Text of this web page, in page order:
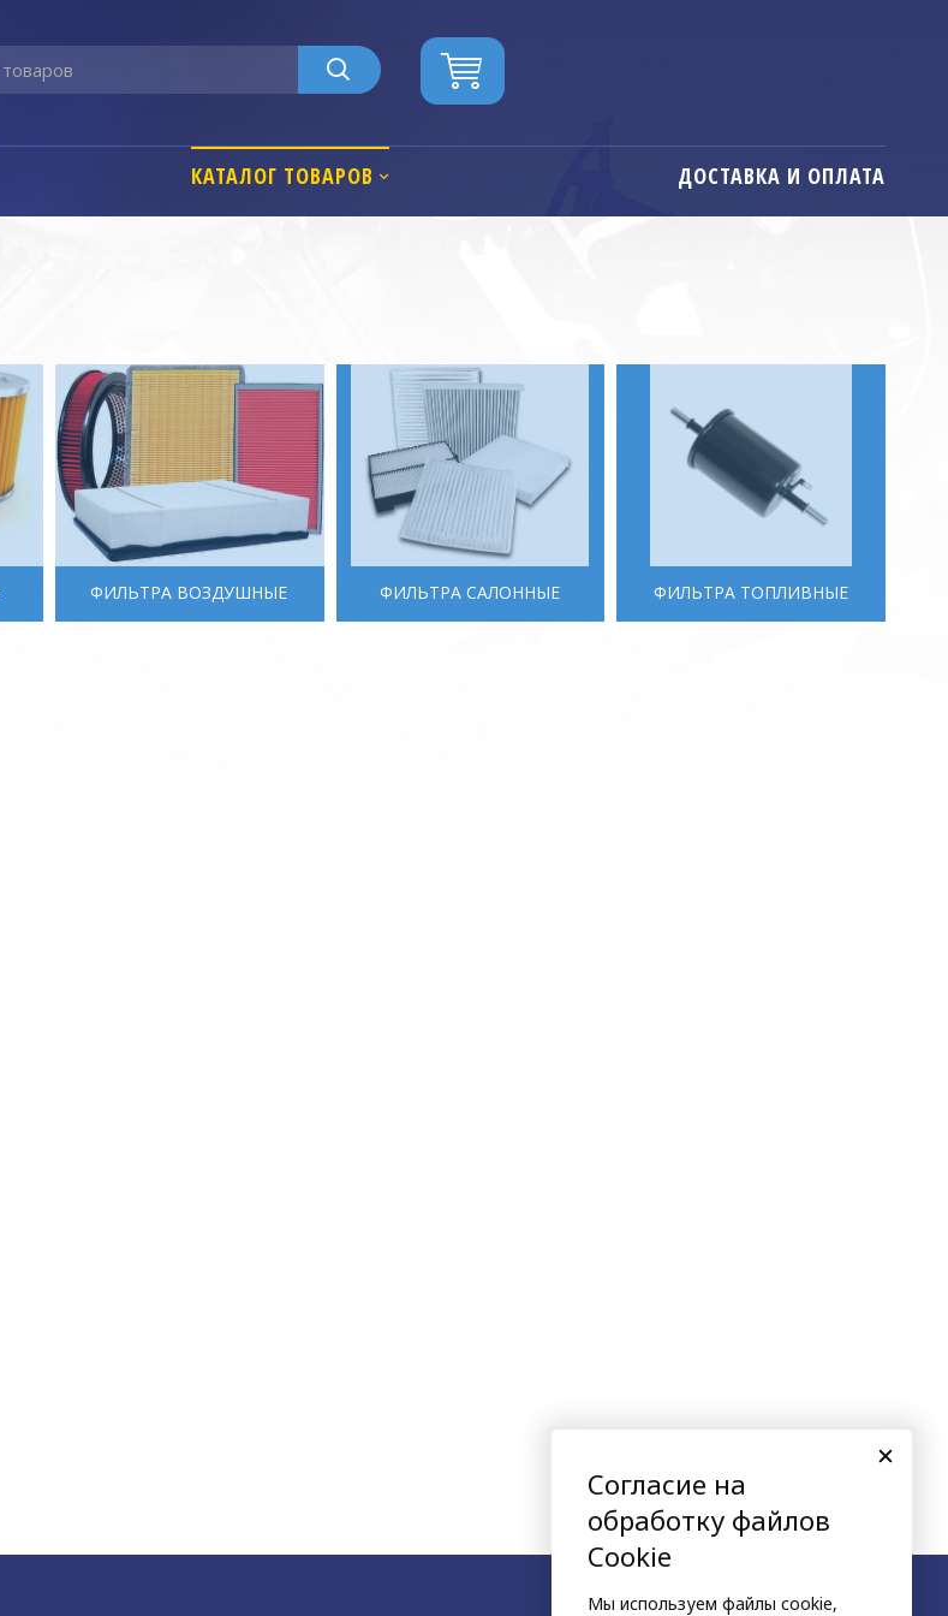
КАТАЛОГ ТОВАРОВ ДОСТАВКА И ОПЛАТА
ФИЛЬТРА ВОЗДУШНЫЕ ФИЛЬТРА САЛОННЫЕ ФИЛЬТРА ТОПЛИВНЫЕ
Согласие на
обработку файлов
Cookie
Мы используем файлы cookie,